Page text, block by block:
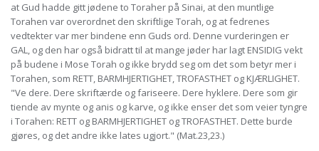
at Gud hadde gitt jødene to Toraher på Sinai, at den muntlige
Torahen var overordnet den skriftlige Torah, og at fedrenes
vedtekter var mer bindene enn Guds ord. Denne vurderingen er
GAL, og den har også bidratt til at mange jøder har lagt ENSIDIG vekt
på budene i Mose Torah og ikke brydd seg om det som betyr mer i
Torahen, som RETT, BARMHJERTIGHET, TROFASTHET og KJÆRLIGHET.
"Ve dere. Dere skriftærde og fariseere. Dere hyklere. Dere som gir
tiende av mynte og anis og karve, og ikke enser det som veier tyngre
i Torahen: RETT og BARMHJERTIGHET og TROFASTHET. Dette burde
gjøres, og det andre ikke lates ugjort." (Mat.23,23.)